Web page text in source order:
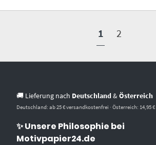
1 2
🚚 Lieferung nach Deutschland &Österreich
Deutschland: ab 25 € versandkostenfrei · Österreich: 14,95 €
✨ Unsere Philosophie bei
Motivpapier24.de